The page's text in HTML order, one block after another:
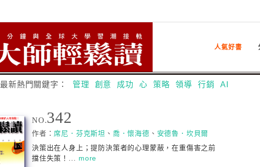
人氣好書
最新熱門關鍵字： 管理 創意 成功 心 策略 領導 行銷 AI
NO.342
作者： 席尼．芬克斯坦 、 喬．懷海德 、 安德魯．坎貝爾
決策出在人身上；提防決策者的心理蒙蔽，在重傷害之前
擋住失策！... more